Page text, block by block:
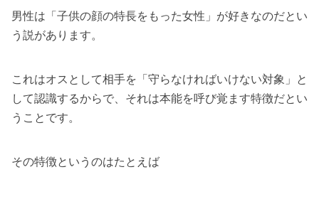
男性は「子供の顔の特長をもった女性」が好きなのだとい
う説があります。
これはオスとして相手を「守らなければいけない対象」と
して認識するからで、それは本能を呼び覚ます特徴だとい
うことです。
その特徴というのはたとえば